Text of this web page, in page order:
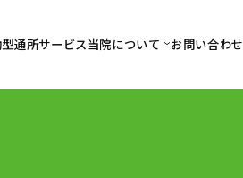
通所サービス当院について お問い合わせ